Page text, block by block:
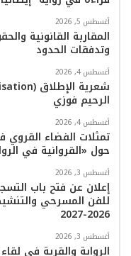
أغسطس 5, 2026
المقاربة القانونية
وتدفقات الحدود
أغسطس 4, 2026
الرحيم فوزي
أغسطس 4, 2026
تمثلات الفضاء القروي
حول «القروانية في
أغسطس 3, 2026
إعلان عن فتح باب
للفن المسرحي
2026-2027
أغسطس 3, 2026